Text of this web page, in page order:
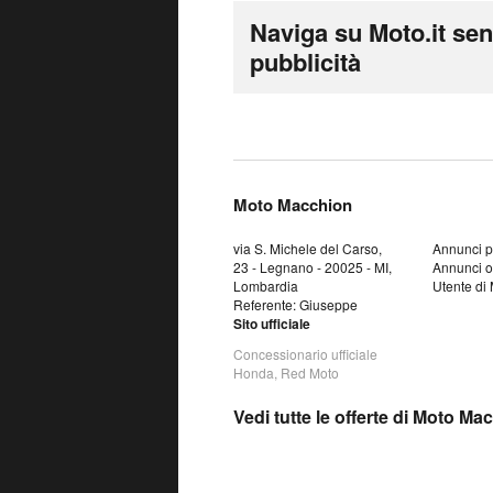
Naviga su Moto.it
pubblicità
Moto Macchion
via S. Michele del Carso,
23 - Legnano - 20025 - MI,
Lombardia
Referente: Giuseppe
Sito ufficiale
Concessionario ufficiale
Honda, Red Moto
Annunci
Annunci
Utente di
Vedi tutte le offerte di Moto